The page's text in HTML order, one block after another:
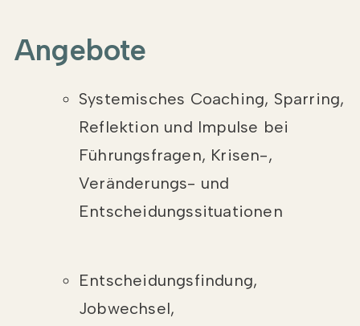
Angebote
Systemisches Coaching, Sparring,
Reflektion und Impulse bei
Führungsfragen, Krisen-,
Veränderungs- und
Entscheidungssituationen
Entscheidungsfindung,
Jobwechsel,